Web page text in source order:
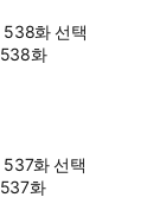
538화 선택
화
537화 선택
화